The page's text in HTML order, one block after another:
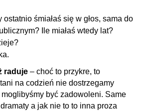
śmiałaś się w głos, sama do
Ile miałaś wtedy lat?
raduje – choć to przykre, to
na codzień nie dostrzegamy
moglibyśmy być zadowoleni. Same
a jak nie to to inna proza